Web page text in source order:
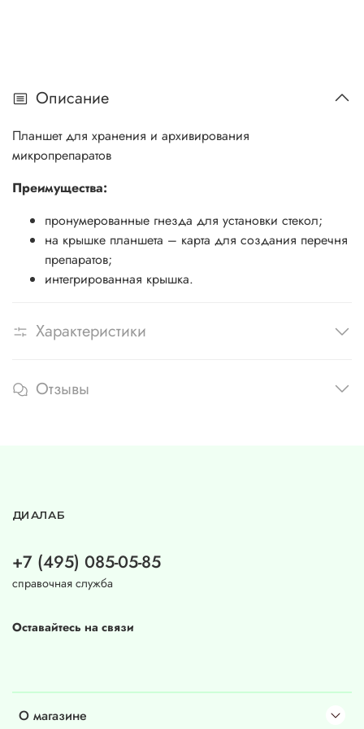
Описание
Планшет для хранения и архивирования
микропрепаратов
Преимущества:
пронумерованные гнезда для установки стекол;
на крышке планшета – карта для создания перечня
препаратов;
интегрированная крышка.
Характеристики
Отзывы
О магазине
ДИАЛАБ
+7 (495) 085-05-85
справочная служба
Оставайтесь на связи